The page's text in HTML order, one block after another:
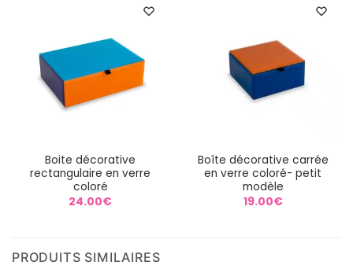
Boite décorative
rectangulaire en verre
coloré
24.00€
Boîte décorative carrée
en verre coloré- petit
modèle
19.00€
PRODUITS SIMILAIRES